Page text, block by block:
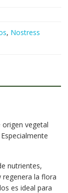
, Nostress
origen vegetal
nutrientes,
regenera la flora
es ideal para